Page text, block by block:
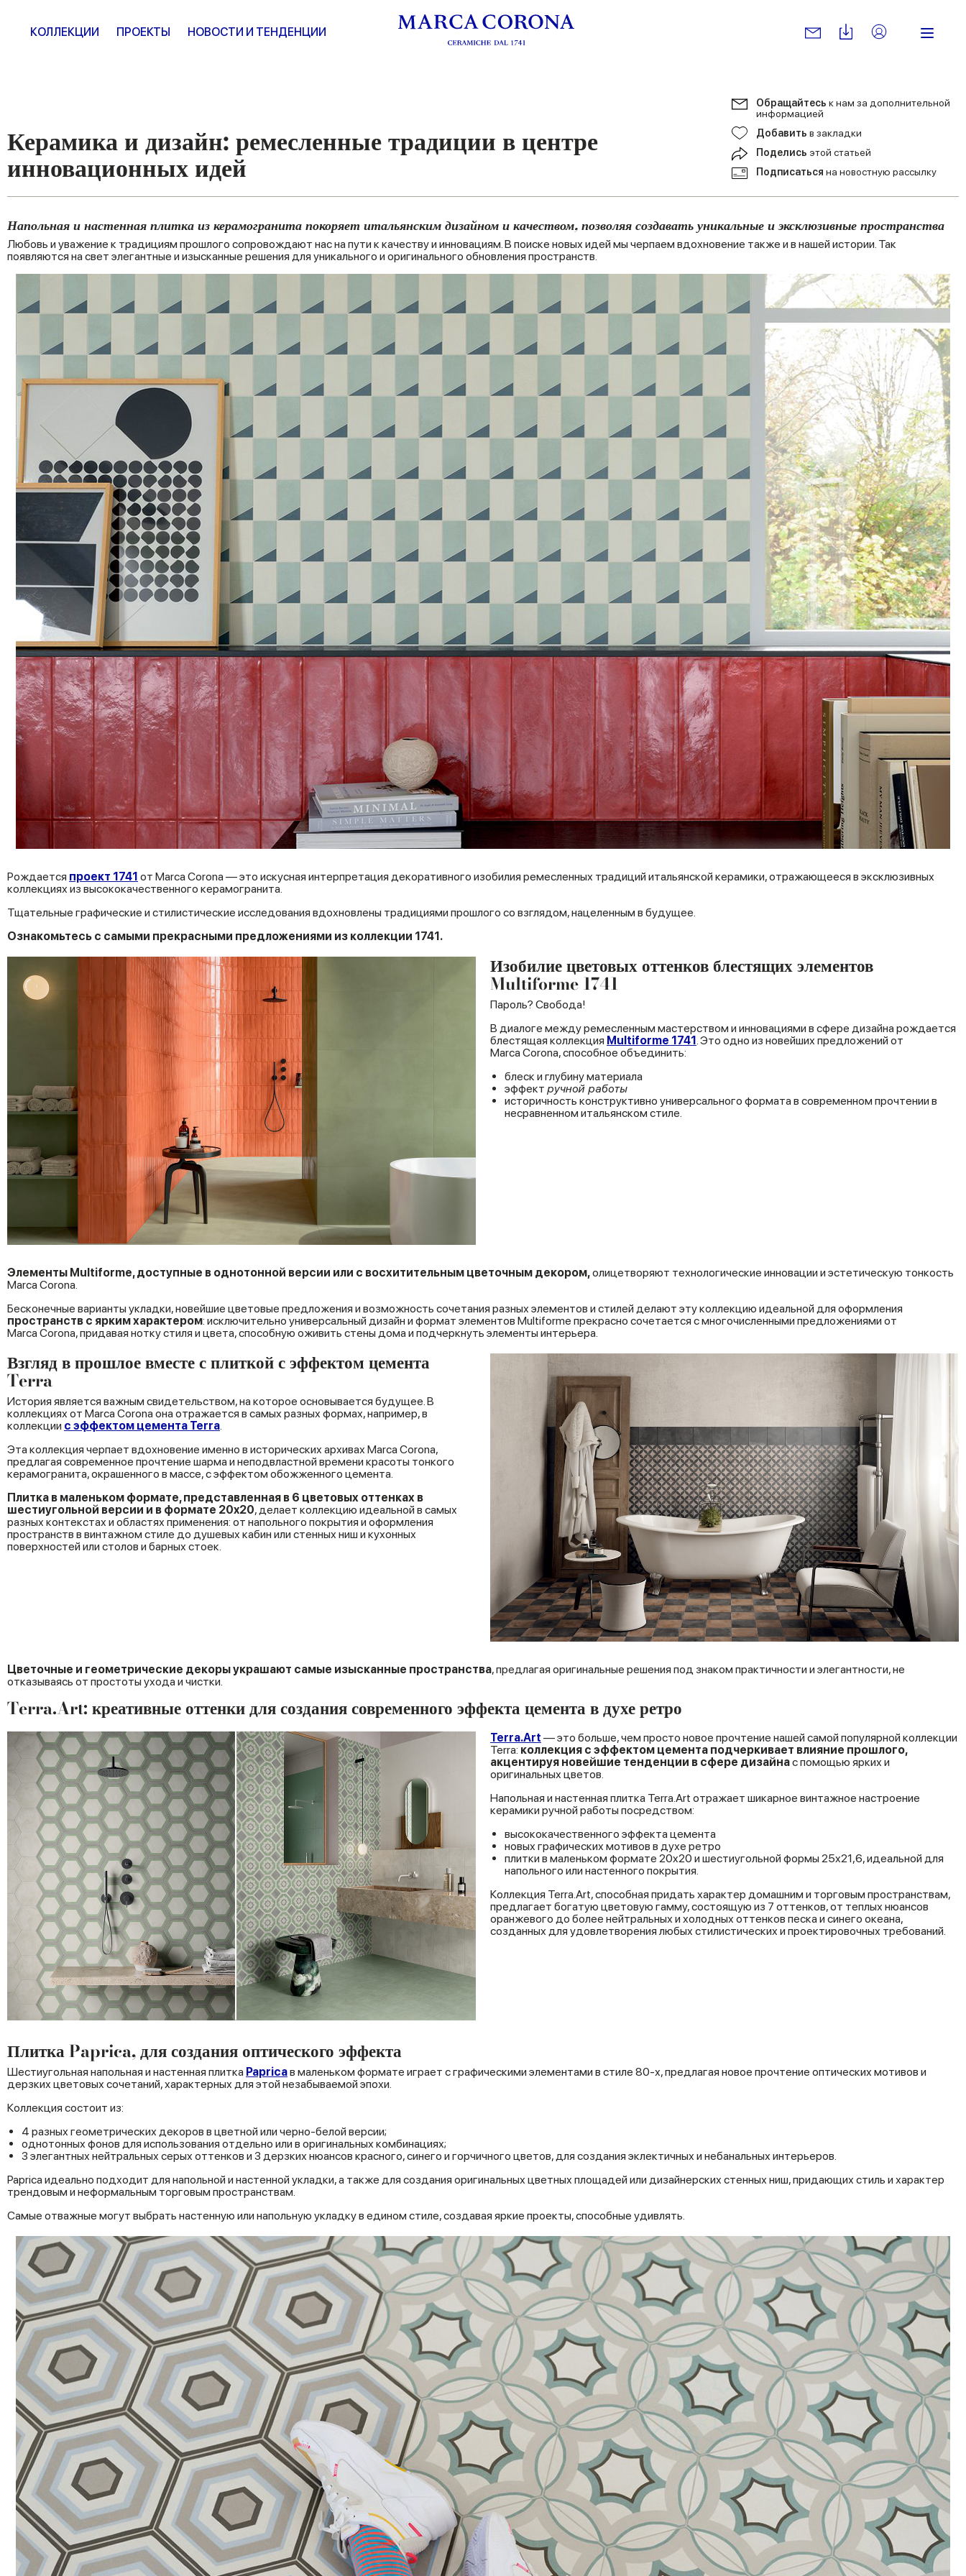
КОЛЛЕКЦИИ ПРОЕКТЫ НОВОСТИ И ТЕНДЕНЦИИ
Керамика и дизайн: ремесленные традиции в центре
инновационных идей
Обращайтесь к нам за дополнительной
информацией
Добавить в закладки
Поделись этой статьей
Подписаться на новостную рассылку
Напольная и настенная плитка из керамогранита покоряет итальянским дизайном и качеством, позволяя создавать уникальные и эксклюзивные пространства
Любовь и уважение к традициям прошлого сопровождают нас на пути к качеству и инновациям. В поиске новых идей мы черпаем вдохновение также и в нашей истории. Так
появляются на свет элегантные и изысканные решения для уникального и оригинального обновления пространств.
Рождается проект 1741 от Marca Corona — это искусная интерпретация декоративного изобилия ремесленных традиций итальянской керамики, отражающееся в эксклюзивных
коллекциях из высококачественного керамогранита.
Тщательные графические и стилистические исследования вдохновлены традициями прошлого со взглядом, нацеленным в будущее.
Ознакомьтесь с самыми прекрасными предложениями из коллекции 1741.
Изобилие цветовых оттенков блестящих элементов
Multiforme 1741
Пароль? Свобода!
В диалоге между ремесленным мастерством и инновациями в сфере дизайна рождается
блестящая коллекция Multiforme 1741. Это одно из новейших предложений от
Marca Corona, способное объединить:
блеск и глубину материала
эффект ручной работы
историчность конструктивно универсального формата в современном прочтении в
несравненном итальянском стиле.
Элементы Multiforme,доступные в однотонной версии или с восхитительным цветочным декором,олицетворяют технологические инновации и эстетическую тонкость
Marca Corona.
Бесконечные варианты укладки, новейшие цветовые предложения и возможность сочетания разных элементов и стилей делают эту коллекцию идеальной для оформления
пространств с яркимхарактером: исключительно универсальный дизайн и формат элементов Multiforme прекрасно сочетается с многочисленными предложениями от
Marca Corona, придавая нотку стиля и цвета, способную оживить стены дома и подчеркнуть элементы интерьера.
Взгляд в прошлое вместе с плиткой с эффектом цемента
Terra
История является важным свидетельством, на которое основывается будущее. В
коллекциях от Marca Corona она отражается в самых разных формах, например, в
коллекции с эффектом цемента Terra.
Эта коллекция черпает вдохновение именно в исторических архивах Marca Corona,
предлагая современное прочтение шарма и неподвластной времени красоты тонкого
керамогранита, окрашенного в массе, с эффектом обожженного цемента.
Плитка в маленьком формате,представленная в 6 цветовых оттенках в
шестиугольной версии и в формате 20x20, делает коллекцию идеальной в самых
разных контекстах и областях применения: от напольного покрытия и оформления
пространств в винтажном стиле до душевых кабин или стенных ниш и кухонных
поверхностей или столов и барных стоек.
Цветочные и геометрические декорыукрашают самые изысканные пространства, предлагая оригинальные решения под знаком практичности и элегантности, не
отказываясь от простоты ухода и чистки.
Terra.Art: креативные оттенки для создания современного эффекта цемента в духе ретро
Terra.Art — это больше, чем просто новое прочтение нашей самой популярной коллекции
Terra: коллекция с эффектом цемента подчеркивает влияние прошлого,
акцентируя новейшие тенденции в сфере дизайнас помощью ярких и
оригинальных цветов.
Напольная и настенная плитка Terra.Art отражает шикарное винтажное настроение
керамики ручной работы посредством:
высококачественного эффекта цемента
новых графических мотивов в духе ретро
плитки в маленьком формате 20x20 и шестиугольной формы 25x21,6, идеальной для
напольного или настенного покрытия.
Коллекция Terra.Art, способная придать характер домашним и торговым пространствам,
предлагает богатую цветовую гамму, состоящую из 7 оттенков, от теплых нюансов
оранжевого до более нейтральных и холодных оттенков песка и синего океана,
созданных для удовлетворения любых стилистических и проектировочных требований.
Плитка Paprica, для создания оптического эффекта
Шестиугольная напольная и настенная плитка Papricaв маленьком формате играет с графическими элементами в стиле 80-х, предлагая новое прочтение оптических мотивов и
дерзких цветовых сочетаний, характерных для этой незабываемой эпохи.
Коллекция состоит из:
4 разных геометрических декоров в цветной или черно-белой версии;
однотонных фонов для использования отдельно или в оригинальных комбинациях;
3 элегантных нейтральных серых оттенков и 3 дерзких нюансов красного, синего и горчичного цветов, для создания эклектичных и небанальных интерьеров.
Paprica идеально подходит для напольной и настенной укладки, а также для создания оригинальных цветных площадей или дизайнерских стенных ниш, придающих стиль и характер
трендовым и неформальным торговым пространствам.
Самые отважные могут выбрать настенную или напольную укладку в едином стиле, создавая яркие проекты, способные удивлять.